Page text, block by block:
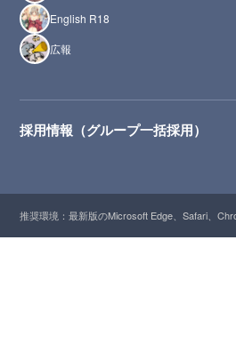
English R18
広報
採用情報（グループ一括採用）
推奨環境：最新版のMicrosoft Edge、Safari、